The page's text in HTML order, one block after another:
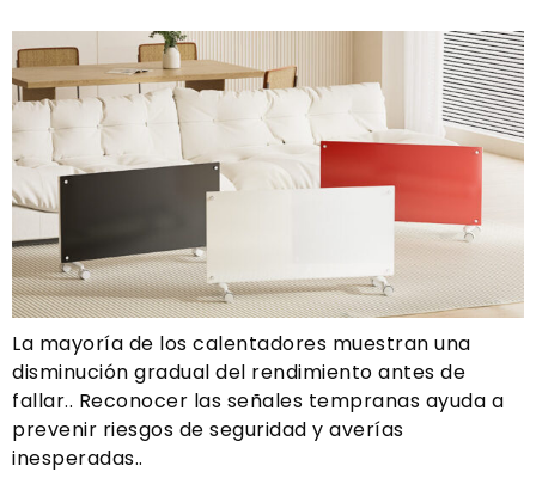
La mayoría de los calentadores muestran una
disminución gradual del rendimiento antes de
fallar.. Reconocer las señales tempranas ayuda a
prevenir riesgos de seguridad y averías
inesperadas..